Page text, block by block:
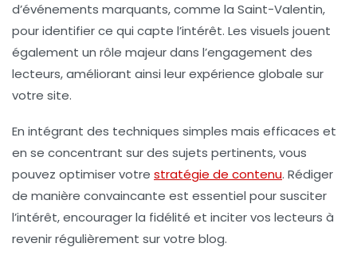
d’événements marquants, comme la Saint-Valentin,
pour identifier ce qui capte l’intérêt. Les visuels jouent
également un rôle majeur dans l’engagement des
lecteurs, améliorant ainsi leur expérience globale sur
votre site.
En intégrant des techniques simples mais efficaces et
en se concentrant sur des sujets pertinents, vous
pouvez optimiser votre stratégie de contenu. Rédiger
de manière convaincante est essentiel pour susciter
l’intérêt, encourager la fidélité et inciter vos lecteurs à
revenir régulièrement sur votre blog.